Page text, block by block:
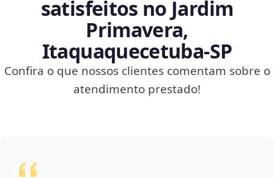
satisfeitos no Jardim
Primavera,
Itaquaquecetuba‑SP
Confira o que nossos clientes comentam sobre o
atendimento prestado!